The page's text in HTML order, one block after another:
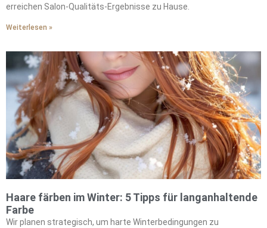
erreichen Salon-Qualitäts-Ergebnisse zu Hause.
Weiterlesen »
Haare färben im Winter: 5 Tipps für langanhaltende
Farbe
Wir planen strategisch, um harte Winterbedingungen zu